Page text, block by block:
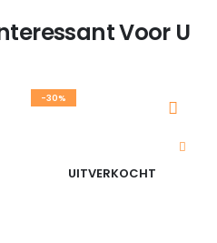
Voor U
-30%
UITVERKOCHT